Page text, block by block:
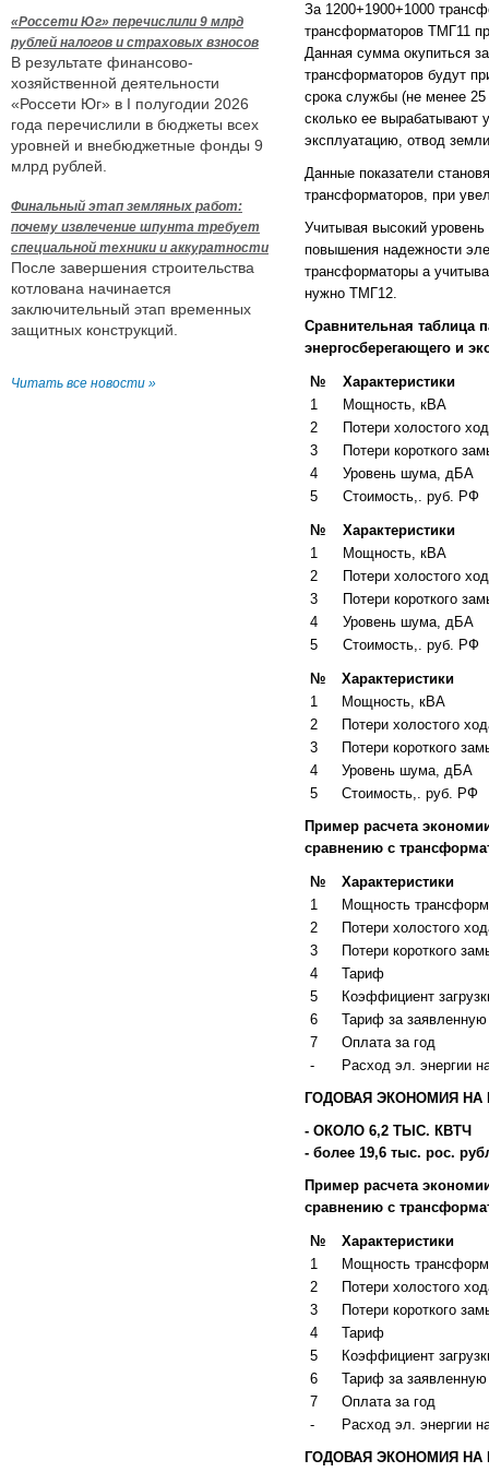
«Россети Юг» перечислили 9 млрд
рублей налогов и страховых взносов
В результате финансово-
хозяйственной деятельности
«Россети Юг» в I полугодии 2026
года перечислили в бюджеты всех
уровней и внебюджетные фонды 9
млрд рублей.
Финальный этап земляных работ:
почему извлечение шпунта требует
специальной техники и аккуратности
После завершения строительства
котлована начинается
заключительный этап временных
защитных конструкций.
Читать все новости »
За 1200+1900+1000
трансформаторов ТМГ11
Данная сумма окупиться
трансформаторов будут
срока службы (не менее 25
сколько ее вырабатывают
эксплуатацию, отвод
Данные показатели
трансформаторов, при
Учитывая высокий
повышения надежности
трансформаторы а
нужно ТМГ12.
Сравнительная таблица
энергосберегающего и
№
Характеристики
1
Мощность, кВА
2
Потери холостого
3
Потери короткого
4
Уровень шума, дБА
5
Стоимость,. руб. РФ
№
Характеристики
1
Мощность, кВА
2
Потери холостого
3
Потери короткого
4
Уровень шума, дБА
5
Стоимость,. руб. РФ
№
Характеристики
1
Мощность, кВА
2
Потери холостого
3
Потери короткого
4
Уровень шума, дБА
5
Стоимость,. руб. РФ
Пример расчета
сравнению с
№
Характеристики
1
Мощность
2
Потери холостого
3
Потери короткого
4
Тариф
5
Коэффициент
6
Тариф за
7
Оплата за год
-
Расход эл. энергии
ГОДОВАЯ ЭКОНОМИЯ
- ОКОЛО 6,2 ТЫС. КВТЧ
- более 19,6 тыс. рос.
Пример расчета
сравнению с
№
Характеристики
1
Мощность
2
Потери холостого
3
Потери короткого
4
Тариф
5
Коэффициент
6
Тариф за
7
Оплата за год
-
Расход эл. энергии
ГОДОВАЯ ЭКОНОМИЯ